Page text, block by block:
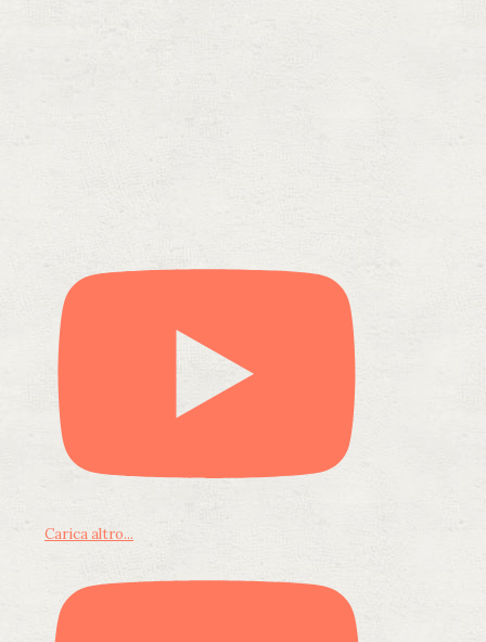
Carica altro...